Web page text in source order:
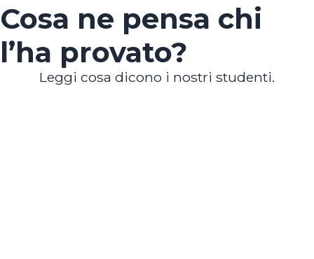
Cosa ne pensa chi
l’ha provato?
Leggi cosa dicono i nostri studenti.